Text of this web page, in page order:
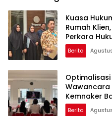
Kuasa
Rumah
Perkara
Berita
Optimalisasi
Wawancara
Kemnaker
Berita